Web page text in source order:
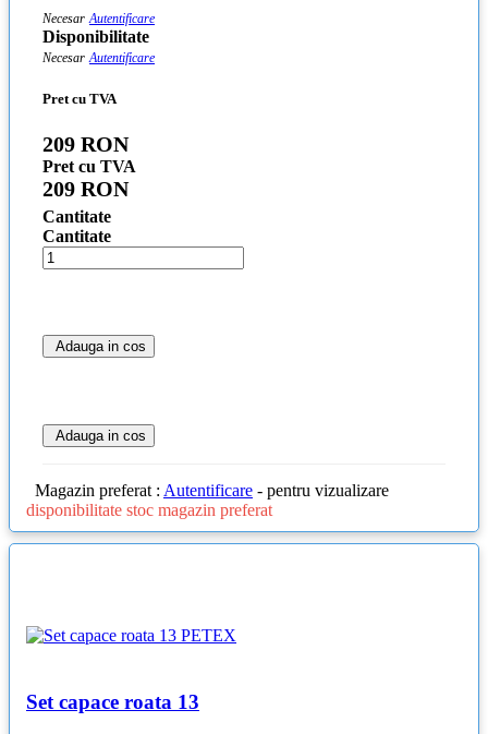
Necesar Autentificare
Disponibilitate
Necesar Autentificare
Pret cu TVA
209 RON
Pret cu TVA
209 RON
Cantitate
Cantitate
Adauga in cos
Adauga in cos
Magazin preferat : Autentificare - pentru vizualizare
disponibilitate stoc magazin preferat
Set capace roata 13